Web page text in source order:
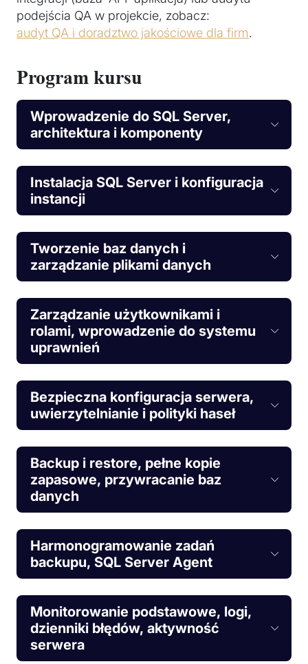
podejścia QA w projekcie, zobacz:
audyt QA i doradztwo jakościowe dla firm.
Program kursu
Wprowadzenie do SQL Server,
architektura i komponenty
Instalacja SQL Server i konfiguracja
instancji
Tworzenie baz danych i
zarządzanie plikami danych
Zarządzanie użytkownikami i
rolami, wprowadzenie do systemu
uprawnień
Bezpieczna konfiguracja serwera,
uwierzytelnianie i polityki haseł
Backup i restore, pełne kopie
zapasowe, przywracanie baz
danych
Harmonogramowanie zadań
backupu, SQL Server Agent
Monitorowanie podstawowe, logi,
dzienniki błędów, aktywność
serwera